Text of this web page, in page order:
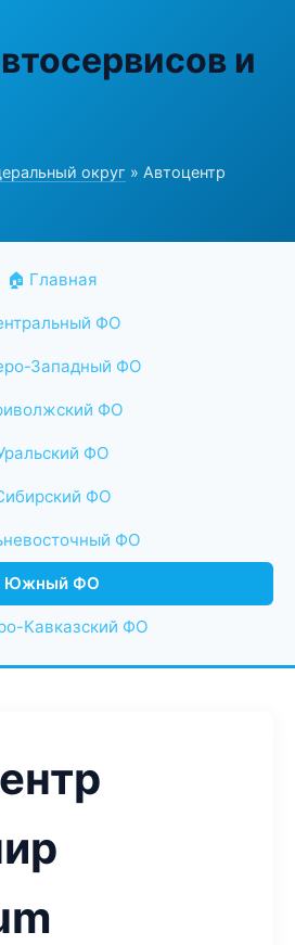
и
округ » Автоцентр
🏠 Главная
ФО
Западный ФО
ФО
ФО
ФО
ФО
Южный ФО
Кавказский ФО